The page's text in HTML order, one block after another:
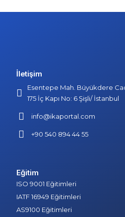
İletişim
Esentepe Mah. Büyükdere
175 İç Kapı No: 6 Şişli/ İstanbul
info@ikaportal.com
+90 540 894 44 55
Eğitim
ISO 9001 Eğitimleri
IATF 16949 Eğitimleri
AS9100 Eğitimleri